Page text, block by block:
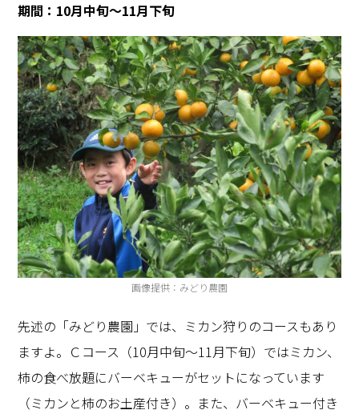
期間： 10月中旬～11月下旬
画像提供：みどり農園
先述の「みどり農園」では、ミカン狩りのコースもあり
ますよ。Ｃコース（10月中旬～11月下旬）ではミカン、
柿の食べ放題にバーベキューがセットになっています
（ミカンと柿のお土産付き）。また、バーベキュー付き